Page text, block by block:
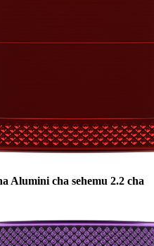
Alumini cha sehemu 2.2 cha